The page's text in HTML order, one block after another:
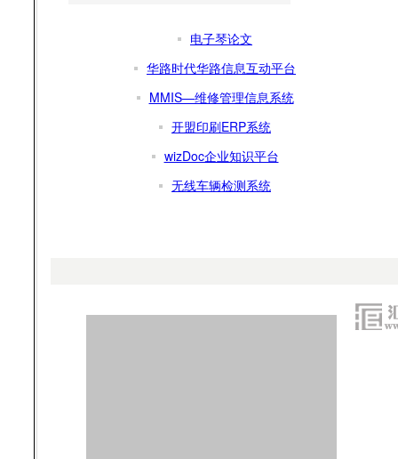
电子琴论文
华路时代华路信息互动平台
MMIS—维修管理信息系统
开盟印刷ERP系统
wizDoc企业知识平台
无线车辆检测系统